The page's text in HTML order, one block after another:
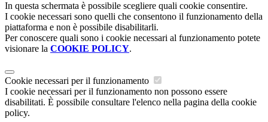
In questa schermata è possibile scegliere quali cookie consentire.
I cookie necessari sono quelli che consentono il funzionamento della
piattaforma e non è possibile disabilitarli.
Per conoscere quali sono i cookie necessari al funzionamento potete
visionare la COOKIE POLICY.
Cookie necessari per il funzionamento
I cookie necessari per il funzionamento non possono essere
disabilitati. È possibile consultare l'elenco nella pagina della cookie
policy.